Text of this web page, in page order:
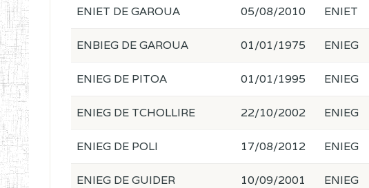
ENIET DE GAROUA 05/08/2010 ENIET
ENBIEG DE GAROUA 01/01/1975 ENIEG
ENIEG DE PITOA 01/01/1995 ENIEG
ENIEG DE TCHOLLIRE 22/10/2002 ENIEG
ENIEG DE POLI 17/08/2012 ENIEG
ENIEG DE GUIDER 10/09/2001 ENIEG